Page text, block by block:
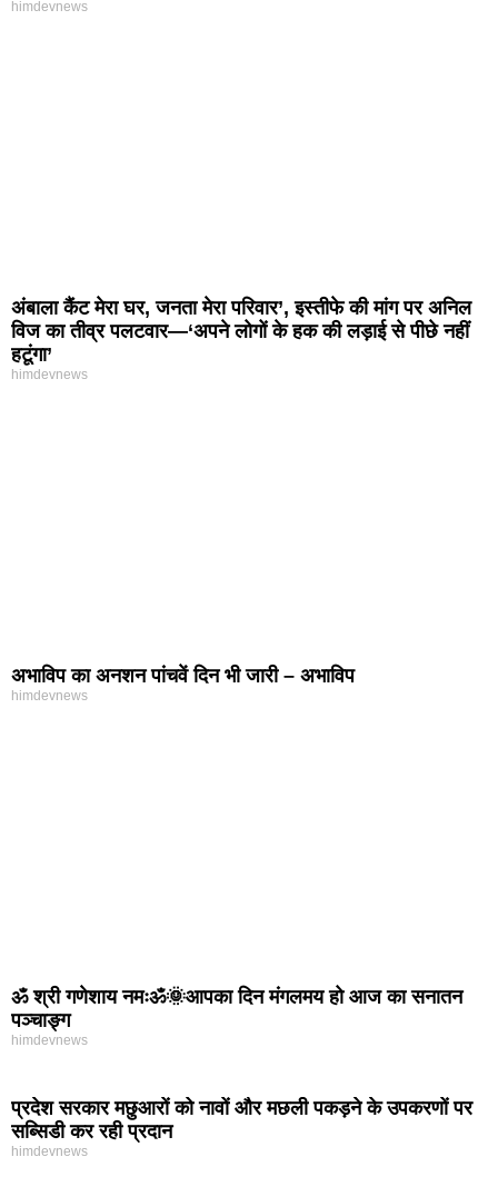
himdevnews
अंबाला कैंट मेरा घर, जनता मेरा परिवार’, इस्तीफे की मांग पर अनिल
विज का तीव्र पलटवार—‘अपने लोगों के हक की लड़ाई से पीछे नहीं
हटूंगा’
himdevnews
अभाविप का अनशन पांचवें दिन भी जारी – अभाविप
himdevnews
ॐ श्री गणेशाय नमःॐ🌞आपका दिन मंगलमय हो आज का सनातन
पञ्चाङ्ग
himdevnews
प्रदेश सरकार मछुआरों को नावों और मछली पकड़ने के उपकरणों पर
सब्सिडी कर रही प्रदान
himdevnews